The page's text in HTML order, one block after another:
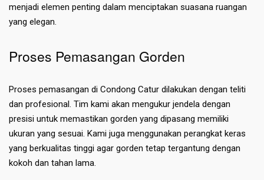
menjadi elemen penting dalam menciptakan suasana ruangan
yang elegan.
Proses Pemasangan Gorden
Proses pemasangan di Condong Catur dilakukan dengan teliti
dan profesional. Tim kami akan mengukur jendela dengan
presisi untuk memastikan gorden yang dipasang memiliki
ukuran yang sesuai. Kami juga menggunakan perangkat keras
yang berkualitas tinggi agar gorden tetap tergantung dengan
kokoh dan tahan lama.